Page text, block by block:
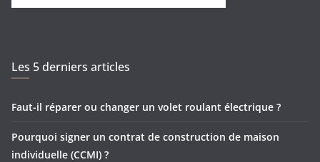
Les 5 derniers articles
Faut-il réparer ou changer un volet roulant électrique ?
Pourquoi signer un contrat de construction de maison
individuelle (CCMI) ?